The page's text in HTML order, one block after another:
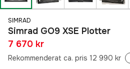
SIMRAD
Simrad GO9 XSE Plotter
7 670 kr
Rekommenderat ca. pris 12 990 kr